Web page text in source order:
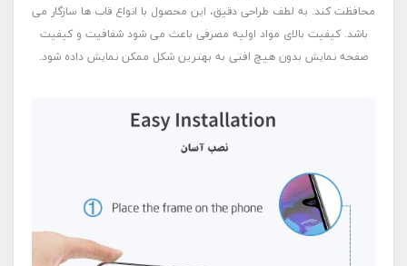
محافظت کند. به لطف طراحی دقیق، این محصول با انواع قاب ها سازگار می
باشد. کیفیت بالای مواد اولیه مصرفی باعث می شود شفافیت و کیفیت
صفحه نمایش بدون هیچ افتی به بهترین شکل ممکن نمایش داده شود.